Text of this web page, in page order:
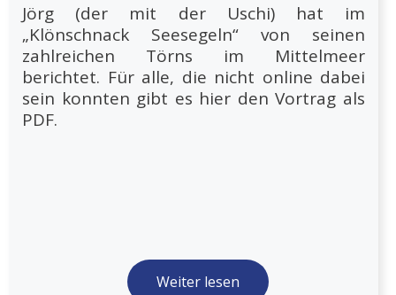
Jörg (der mit der Uschi) hat im
„Klönschnack Seesegeln“ von seinen
zahlreichen Törns im Mittelmeer
berichtet. Für alle, die nicht online dabei
sein konnten gibt es hier den Vortrag als
PDF.
Weiter lesen